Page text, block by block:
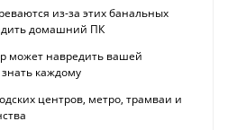
из-за этих банальных
домашний ПК
может навредить вашей
каждому
центров, метро, трамваи и